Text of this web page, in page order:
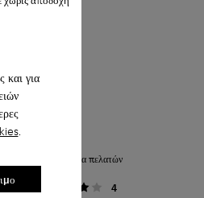
για
.
Μέση βαθμολογία πελατών
Γενικά
4